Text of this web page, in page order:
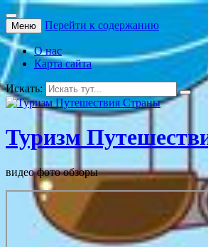
Меню Перейти к содержанию
О нас
Карта сайта
Искать:
Туризм
видео фото обзоры